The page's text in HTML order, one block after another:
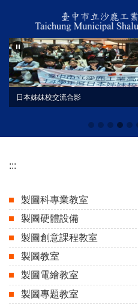
主
要
內
容
日本姊妹校交流合影
:::
製圖科專業教室
製圖硬體設備
製圖創意課程教室
製圖教室
製圖電繪教室
製圖專題教室